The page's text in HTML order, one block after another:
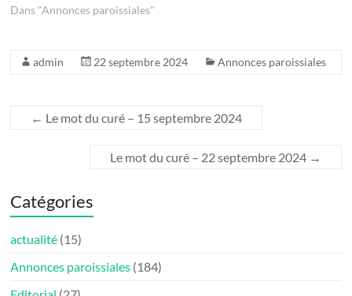
Dans "Annonces paroissiales"
admin 22 septembre 2024 Annonces paroissiales
← Le mot du curé – 15 septembre 2024
Le mot du curé – 22 septembre 2024 →
Catégories
actualité (15)
Annonces paroissiales (184)